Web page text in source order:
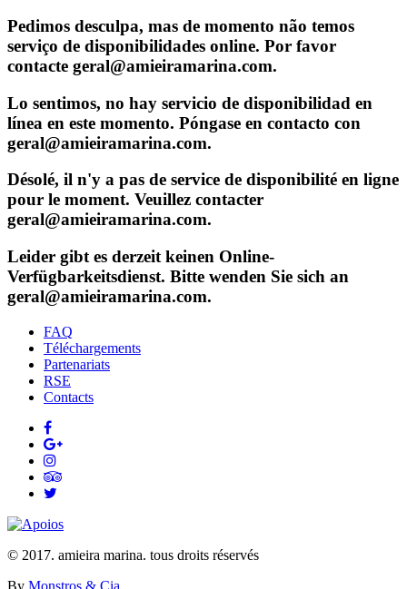
Pedimos desculpa, mas de momento não temos
serviço de disponibilidades online. Por favor
contacte geral@amieiramarina.com.
Lo sentimos, no hay servicio de disponibilidad en
línea en este momento. Póngase en contacto con
geral@amieiramarina.com.
Désolé, il n'y a pas de service de disponibilité en ligne
pour le moment. Veuillez contacter
geral@amieiramarina.com.
Leider gibt es derzeit keinen Online-
Verfügbarkeitsdienst. Bitte wenden Sie sich an
geral@amieiramarina.com.
FAQ
Téléchargements
Partenariats
RSE
Contacts
© 2017. amieira marina. tous droits réservés
By Monstros & Cia